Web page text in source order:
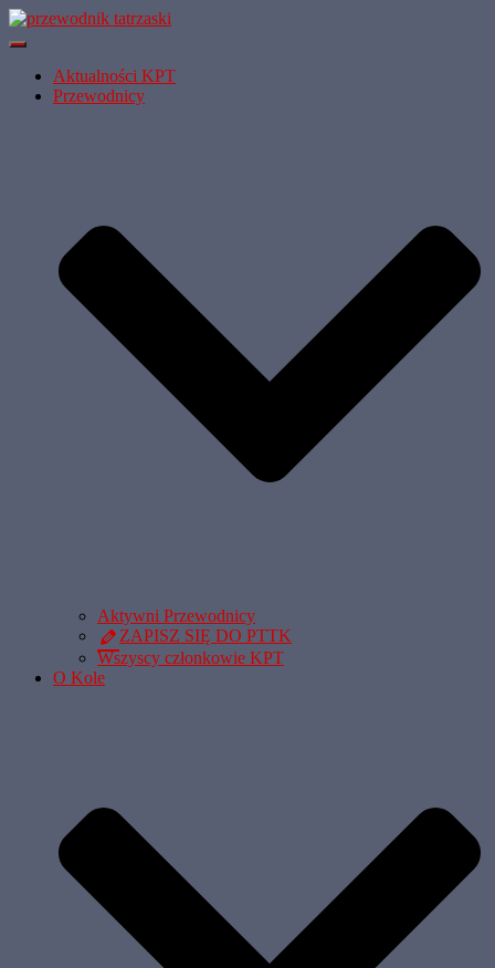
Przełącz
NawigacjęAktualności KPT
Przewodnicy
Aktywni Przewodnicy
ZAPISZ SIĘ DO PTTK
Wszyscy członkowie KPT
O Kole